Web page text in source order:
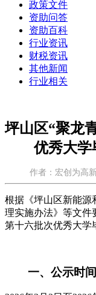
政策文件
资助问答
资助百科
行业资讯
财税资讯
其他新闻
行业相关
坪山区“聚龙
优秀大学
作者：宏创为高
根据《坪山区新能源
理实施办法》等文件
第十六批次优秀大学
一、公示时间